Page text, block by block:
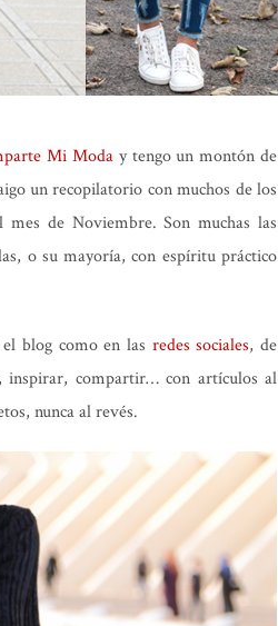
Mi Moday tengo un montón de
un recopilatorio con muchos de los
de Noviembre. Son muchas las
o su mayoría, con espíritu práctico
blog como en las redes sociales, de
inspirar, compartir… con artículos al
nunca al revés.